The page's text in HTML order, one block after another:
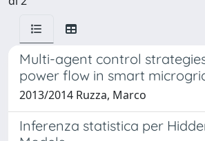
Multi-agent control
power flow in smart
2013/2014 Ruzza, Marco
Inferenza statistica per